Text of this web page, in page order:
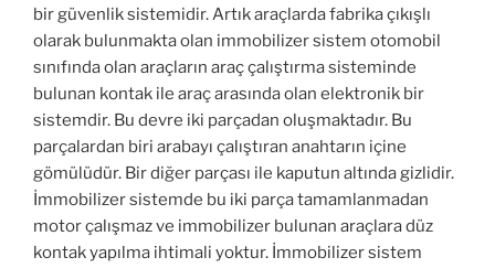
bir güvenlik sistemidir. Artık araçlarda fabrika çıkışlı
olarak bulunmakta olan immobilizer sistem otomobil
sınıfında olan araçların araç çalıştırma sisteminde
bulunan kontak ile araç arasında olan elektronik bir
sistemdir. Bu devre iki parçadan oluşmaktadır. Bu
parçalardan biri arabayı çalıştıran anahtarın içine
gömülüdür. Bir diğer parçası ile kaputun altında gizlidir.
İmmobilizer sistemde bu iki parça tamamlanmadan
motor çalışmaz ve immobilizer bulunan araçlara düz
kontak yapılma ihtimali yoktur. İmmobilizer sistem